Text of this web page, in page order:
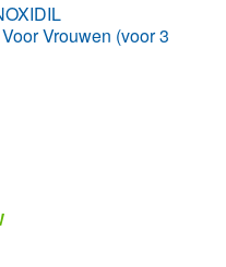
Vrouwen (voor 3